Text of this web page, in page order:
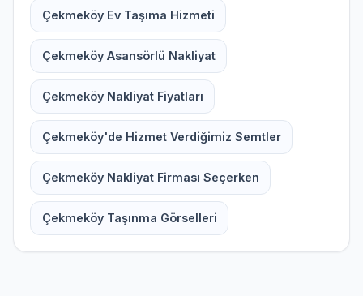
Çekmeköy Ev Taşıma Hizmeti
Çekmeköy Asansörlü Nakliyat
Çekmeköy Nakliyat Fiyatları
Çekmeköy'de Hizmet Verdiğimiz Semtler
Çekmeköy Nakliyat Firması Seçerken
Çekmeköy Taşınma Görselleri